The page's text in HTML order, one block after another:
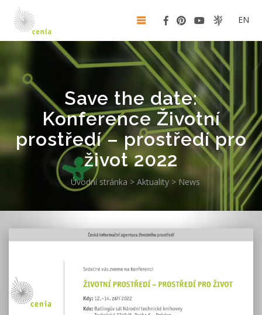
EN
Save the date:
Konference Životní
prostředí – prostředí pro
život 2022
Úvodní stránka > Aktuality > News